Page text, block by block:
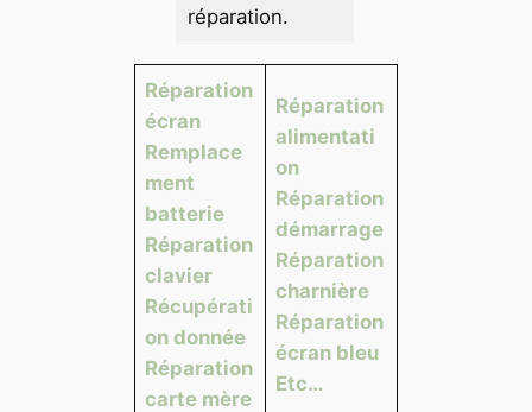
réparation.
Réparation
écran
Remplace
ment
batterie
Réparation
clavier
Récupérati
on donnée
Réparation
carte mère
Réparation
alimentati
on
Réparation
démarrage
Réparation
charnière
Réparation
écran bleu
Etc…